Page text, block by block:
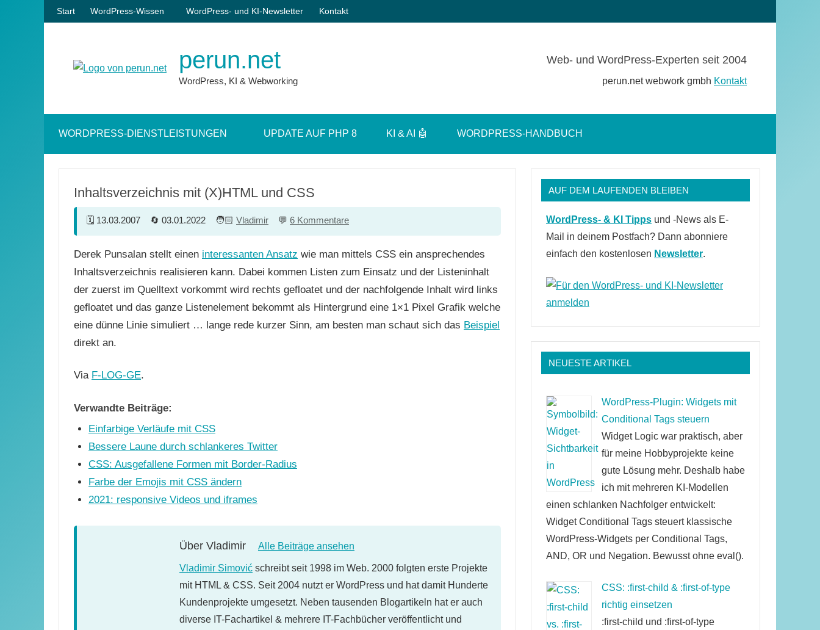
Zum
Inhalt
Start WordPress-Wissen WordPress- und KI-Newsletter Kontakt
perun.net
WordPress, KI & Webworking
Web- und WordPress-Experten seit 2004
perun.net webwork gmbh Kontakt
öffnen
WORDPRESS-DIENSTLEISTUNGEN UPDATE AUF PHP 8 KI & AI 🤖 WORDPRESS-HANDBUCH
Inhaltsverzeichnis mit (X)HTML und CSS
13.03.2007 03.01.2022 Vladimir 6 Kommentare
Derek Punsalan stellt einen interessanten Ansatz wie man mittels CSS ein ansprechendes
Inhaltsverzeichnis realisieren kann. Dabei kommen Listen zum Einsatz und der Listeninhalt
der zuerst im Quelltext vorkommt wird rechts gefloatet und der nachfolgende Inhalt wird links
gefloatet und das ganze Listenelement bekommt als Hintergrund eine 1×1 Pixel Grafik welche
eine dünne Linie simuliert … lange rede kurzer Sinn, am besten man schaut sich das Beispiel
direkt an.
Via F-LOG-GE.
Verwandte Beiträge:
Einfarbige Verläufe mit CSS
Bessere Laune durch schlankeres Twitter
CSS: Ausgefallene Formen mit Border-Radius
Farbe der Emojis mit CSS ändern
2021: responsive Videos und iframes
Über Vladimir Alle Beiträge ansehen
Vladimir Simović schreibt seit 1998 im Web. 2000 folgten erste Projekte
mit HTML & CSS. Seit 2004 nutzt er WordPress und hat damit Hunderte
Kundenprojekte umgesetzt. Neben tausenden Blogartikeln hat er auch
diverse IT-Fachartikel & mehrere IT-Fachbücher veröffentlicht und
AUF DEM LAUFENDEN BLEIBEN
WordPress- & KI Tipps und -News als E-
Mail in deinem Postfach? Dann abonniere
einfach den kostenlosen Newsletter.
NEUESTE ARTIKEL
WordPress-Plugin: Widgets mit
Conditional Tags steuern
Widget Logic war praktisch, aber
für meine Hobbyprojekte keine
gute Lösung mehr. Deshalb habe
ich mit mehreren KI-Modellen
einen schlanken Nachfolger entwickelt:
Widget Conditional Tags steuert klassische
WordPress-Widgets per Conditional Tags,
AND, OR und Negation. Bewusst ohne eval().
CSS: :first-child & :first-of-type
richtig einsetzen
:first-child und :first-of-type